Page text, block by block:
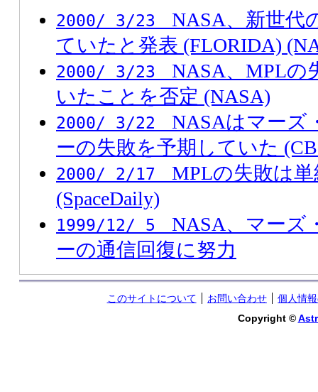
2000/ 3/23 NASA、新世代
ていたと発表 (FLORIDA)
2000/ 3/23 NASA、MPLの
いたことを否定 (NASA)
2000/ 3/22 NASAはマーズ
ーの失敗を予期していた
2000/ 2/17 MPLの失敗は
(SpaceDaily)
1999/12/ 5 NASA、マーズ
ーの通信回復に努力
このサイトについて お問い合わせ
個人情
Copyright ©